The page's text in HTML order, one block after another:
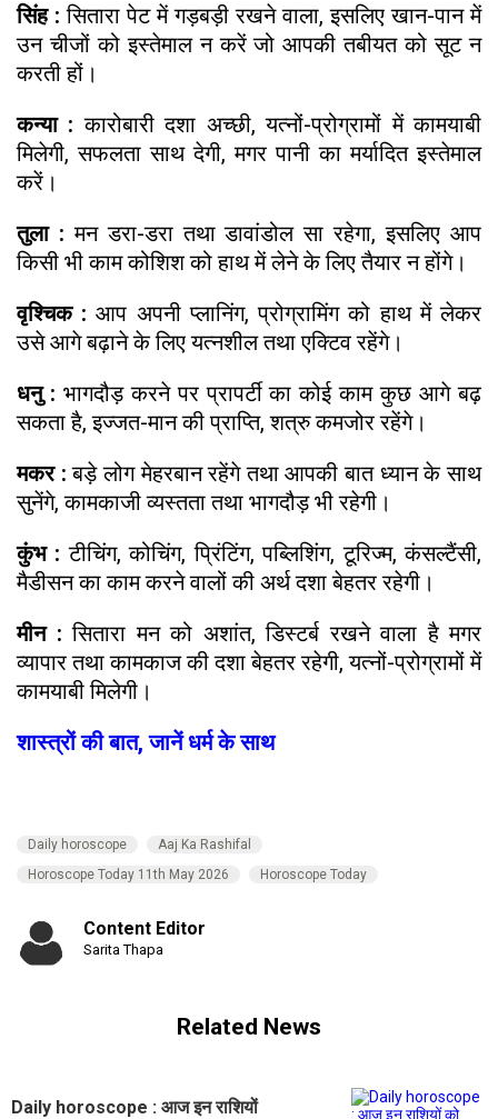
सिंह : सितारा पेट में गड़बड़ी रखने वाला, इसलिए खान-पान में
उन चीजों को इस्तेमाल न करें जो आपकी तबीयत को सूट न
करती हों।
कन्या : कारोबारी दशा अच्छी, यत्नों-प्रोग्रामों में कामयाबी
मिलेगी, सफलता साथ देगी, मगर पानी का मर्यादित इस्तेमाल
करें।
तुला : मन डरा-डरा तथा डावांडोल सा रहेगा, इसलिए आप
किसी भी काम कोशिश को हाथ में लेने के लिए तैयार न होंगे।
वृश्चिक : आप अपनी प्लानिंग, प्रोग्रामिंग को हाथ में लेकर
उसे आगे बढ़ाने के लिए यत्नशील तथा एक्टिव रहेंगे।
धनु : भागदौड़ करने पर प्रापर्टी का कोई काम कुछ आगे बढ़
सकता है, इज्जत-मान की प्राप्ति, शत्रु कमजोर रहेंगे।
मकर : बड़े लोग मेहरबान रहेंगे तथा आपकी बात ध्यान के साथ
सुनेंगे, कामकाजी व्यस्तता तथा भागदौड़ भी रहेगी।
कुंभ : टीचिंग, कोचिंग, प्रिंटिंग, पब्लिशिंग, टूरिज्म, कंसल्टैंसी,
मैडीसन का काम करने वालों की अर्थ दशा बेहतर रहेगी।
मीन : सितारा मन को अशांत, डिस्टर्ब रखने वाला है मगर
व्यापार तथा कामकाज की दशा बेहतर रहेगी, यत्नों-प्रोग्रामों में
कामयाबी मिलेगी।
शास्त्रों की बात, जानें धर्म के साथ
Daily horoscope
Aaj Ka Rashifal
Horoscope Today 11th May 2026
Horoscope Today
Content Editor
Sarita Thapa
Related News
Daily horoscope : आज इन राशियों